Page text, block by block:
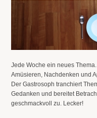
Jede Woche ein neues
Amüsieren, Nachdenken und
Der Gastrosoph tranchiert
Gedanken und bereitet
geschmackvoll zu. Lecker!